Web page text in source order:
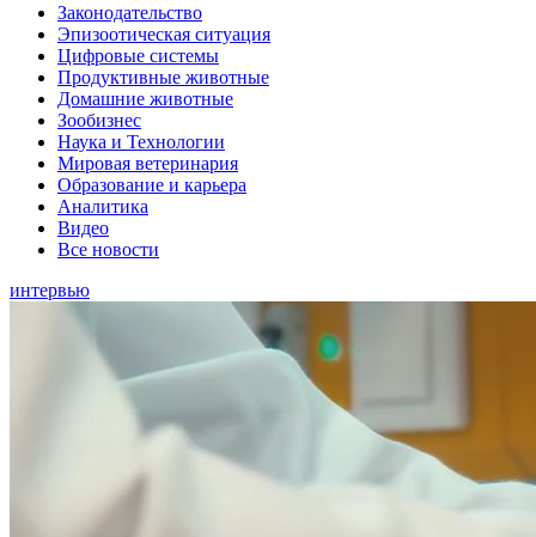
Законодательство
Эпизоотическая ситуация
Цифровые системы
Продуктивные животные
Домашние животные
Зообизнес
Наука и Технологии
Мировая ветеринария
Образование и карьера
Аналитика
Видео
Все новости
интервью